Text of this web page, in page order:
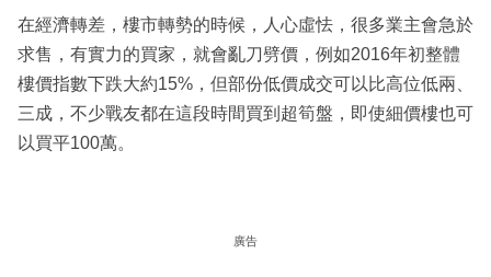
在經濟轉差，樓市轉勢的時候，人心虛怯，很多業主會急於
求售，有實力的買家，就會亂刀劈價，例如2016年初整體
樓價指數下跌大約15%，但部份低價成交可以比高位低兩、
三成，不少戰友都在這段時間買到超筍盤，即使細價樓也可
以買平100萬。
廣告